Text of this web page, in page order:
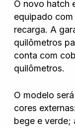
O novo hatch
equipado
recarga. A
quilômetros
conta com
quilômetros.
O modelo
cores
bege e verde;